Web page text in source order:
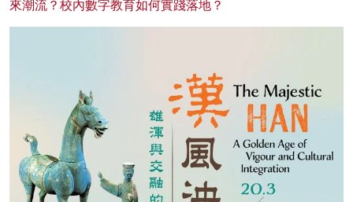
來潮流？校內數字教育如何實踐落地？